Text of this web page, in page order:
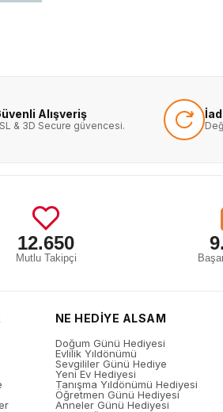
Alışveriş
& 3D Secure güvencesi.
12.650
Mutlu Takipçi
NE HEDİYE ALSAM
Doğum Günü Hediyesi
Evlilik Yıldönümü
Sevgililer Günü Hediye
Yeni Ev Hediyesi
Tanışma Yıldönümü Hediyesi
Öğretmen Günü Hediyesi
Anneler Günü Hediyesi